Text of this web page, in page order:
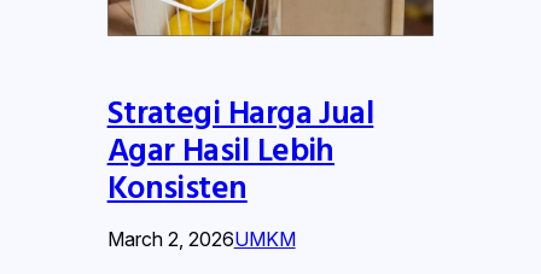
Strategi Harga Jual
Agar Hasil Lebih
Konsisten
March 2, 2026UMKM